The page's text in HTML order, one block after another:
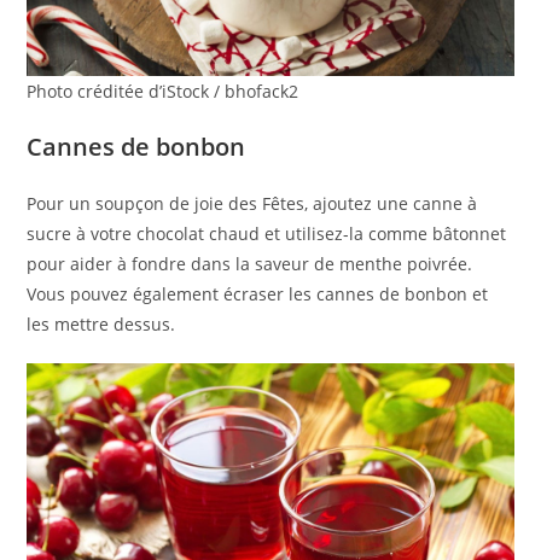
Photo créditée d’iStock / bhofack2
Cannes de bonbon
Pour un soupçon de joie des Fêtes, ajoutez une canne à
sucre à votre chocolat chaud et utilisez-la comme bâtonnet
pour aider à fondre dans la saveur de menthe poivrée.
Vous pouvez également écraser les cannes de bonbon et
les mettre dessus.